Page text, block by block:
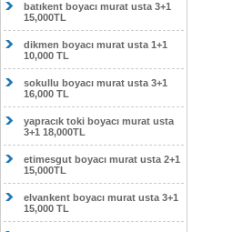
batıkent boyacı murat usta 3+1
15,000TL
dikmen boyacı murat usta 1+1
10,000 TL
sokullu boyacı murat usta 3+1
16,000 TL
yapracık toki boyacı murat usta
3+1 18,000TL
etimesgut boyacı murat usta 2+1
15,000TL
elvankent boyacı murat usta 3+1
15,000 TL